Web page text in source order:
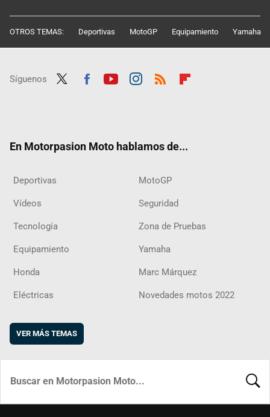
OTROS TEMAS: Deportivas MotoGP Equipamiento Yamaha
Síguenos
En Motorpasion Moto hablamos de...
Deportivas MotoGP
Vídeos Seguridad
Tecnología Zona de Pruebas
Equipamiento Yamaha
Honda Marc Márquez
Eléctricas Novedades motos 2022
VER MÁS TEMAS